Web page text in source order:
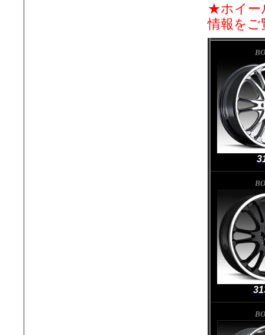
★ホイー
情報をご